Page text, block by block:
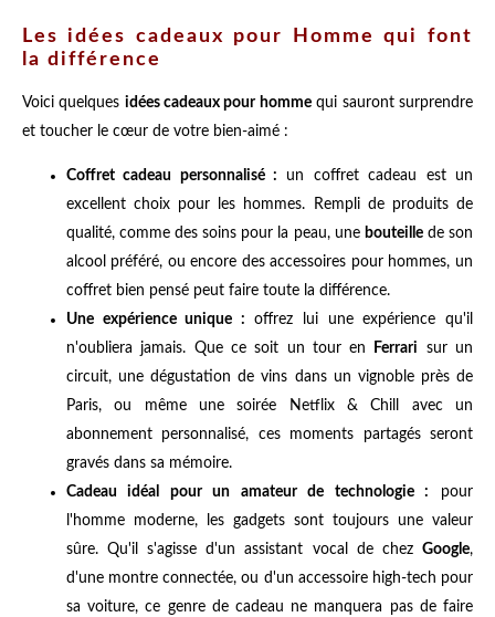
Les idées cadeaux pour Homme qui font
la différence
Voici quelques idées cadeaux pour hommequi sauront surprendre
et toucher le cœur de votre bien-aimé :
Coffret cadeau personnalisé : un coffret cadeau est un
excellent choix pour les hommes. Rempli de produits de
qualité, comme des soins pour la peau, une bouteillede son
alcool préféré, ou encore des accessoires pour hommes, un
coffret bien pensé peut faire toute la différence.
Une expérience unique : offrez lui une expérience qu'il
n'oubliera jamais. Que ce soit un tour en
Ferrari
sur un
circuit, une dégustation de vins dans un vignoble près de
Paris, ou même une soirée Netflix & Chill avec un
abonnement personnalisé, ces moments partagés seront
gravés dans sa mémoire.
Cadeau idéal pour un amateur de technologie :
pour
l'homme moderne, les gadgets sont toujours une valeur
sûre. Qu'il s'agisse d'un assistant vocal de chez Google,
d'une montre connectée, ou d'un accessoire high-tech pour
sa voiture, ce genre de cadeau ne manquera pas de faire